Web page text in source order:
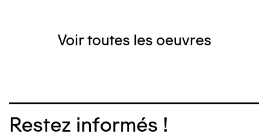
Voir toutes les oeuvres
Restez informés !